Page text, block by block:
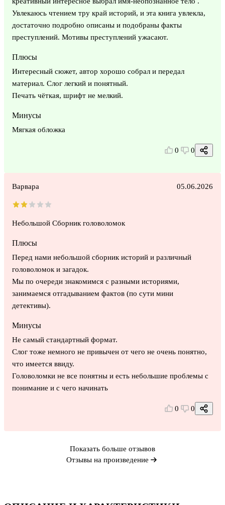
Увлекаюсь чтением тру край историй, и эта книга увлекла,
достаточно подробно описаны и подобраны факты
преступлений. Мотивы преступлений ужасают.
Плюсы
Интересный сюжет, автор хорошо собрал и передал
материал. Слог легкий и понятный.
Печать чёткая, шрифт не мелкий.
Минусы
Мягкая обложка
0 0
Варвара 05.06.2026
Небольшой Сборник головоломок
Плюсы
Перед нами небольшой сборник историй и различный
головоломок и загадок.
Мы по очереди знакомимся с разными историями,
занимаемся отгадыванием фактов (по сути мини
детективы).
Минусы
Не самый стандартный формат.
Слог тоже немного не привычен от чего не очень понятно,
что имеется ввиду.
Головоломки не все понятны и есть небольшие проблемы с
понимание и с чего начинать
0 0
Показать больше отзывов
Отзывы на произведение